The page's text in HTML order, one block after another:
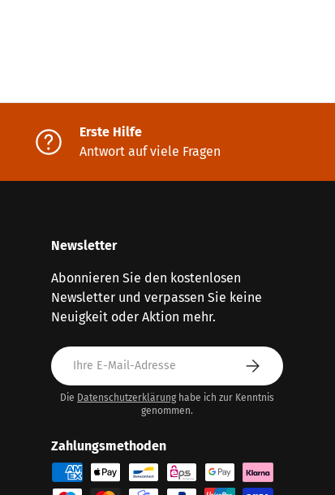
Erste Hilfe
Antwort auf viele Fragen
Newsletter
Abonnieren Sie den kostenlosen
Newsletter und verpassen Sie keine
Neuigkeit oder Aktion mehr.
E-Mail Abonnieren
Die Datenschutzerklärung habe ich zur Kenntnis
genommen.
Zahlungsmethoden